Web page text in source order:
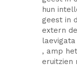
hun
geest in
extern
, amp
eruitzien